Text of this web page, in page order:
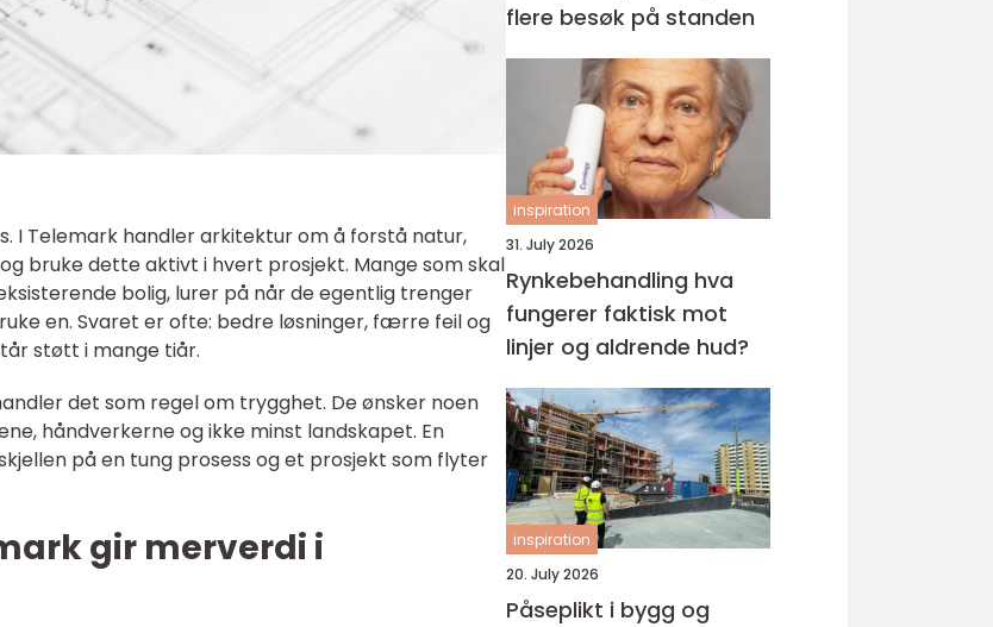
I Telemark handler arkitektur om å forstå natur,
bruke dette aktivt i hvert prosjekt. Mange som skal
bolig, lurer på når de egentlig trenger
en. Svaret er ofte: bedre løsninger, færre feil og
støtt i mange tiår.
det som regel om trygghet. De ønsker noen
håndverkerne og ikke minst landskapet. En
på en tung prosess og et prosjekt som flyter
gir merverdi i
flere besøk på standen
inspiration
31. July 2026
Rynkebehandling hva
fungerer faktisk mot
linjer og aldrende hud?
inspiration
20. July 2026
Påseplikt i bygg og